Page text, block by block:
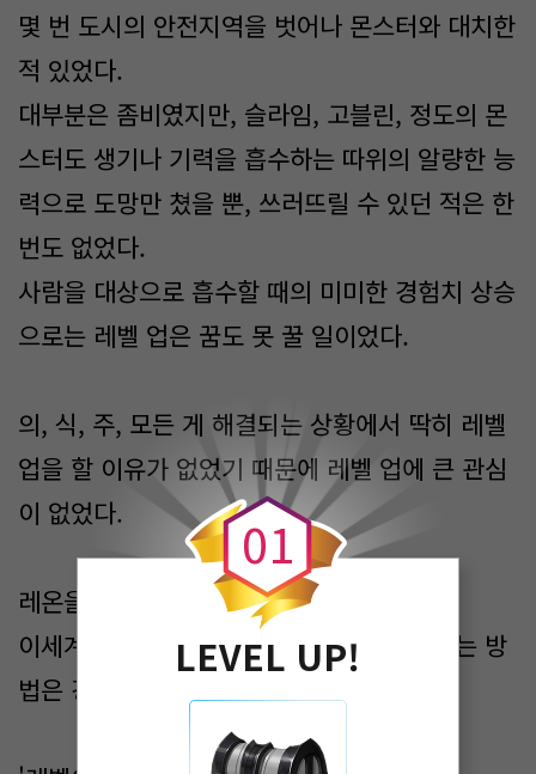
몇 번 도시의 안전지역을 벗어나 몬스터와 대치한
적 있었다.
대부분은 좀비였지만, 슬라임, 고블린, 정도의 몬
스터도 생기나 기력을 흡수하는 따위의 알량한 능
력으로 도망만 쳤을 뿐, 쓰러뜨릴 수 있던 적은 한
번도 없었다.
사람을 대상으로 흡수할 때의 미미한 경험치 상승
으로는 레벨 업은 꿈도 못 꿀 일이었다.
의, 식, 주, 모든 게 해결되는 상황에서 딱히 레벨
업을 할 이유가 없었기 때문에 레벨 업에 큰 관심
이 없었다.
레온을 보고 깨달았다.
이세계인과 접촉했을 때, 우위를 점할 수 있는 방
법은 강함, 즉, 레벨이다.
0
0
1
LEVEL UP!